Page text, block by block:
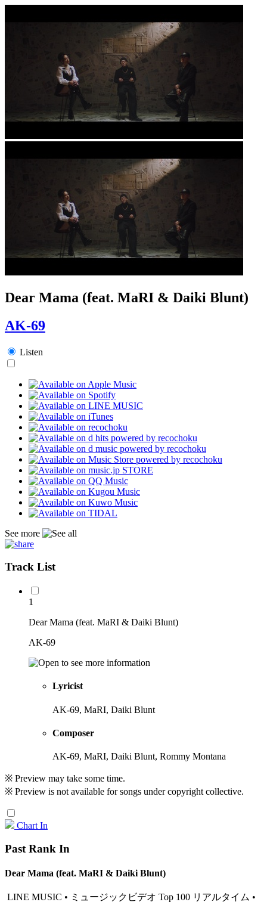
Dear Mama (feat. MaRI & Daiki Blunt)
AK-69
Listen
See more
Track List
1
Dear Mama (feat. MaRI & Daiki Blunt)
AK-69
Lyricist
AK-69, MaRI, Daiki Blunt
Composer
AK-69, MaRI, Daiki Blunt, Rommy Montana
※ Preview may take some time.
※ Preview is not available for songs under copyright collective.
Chart In
Past Rank In
Dear Mama (feat. MaRI & Daiki Blunt)
LINE MUSIC • ミュージックビデオ Top 100 リアルタイム •